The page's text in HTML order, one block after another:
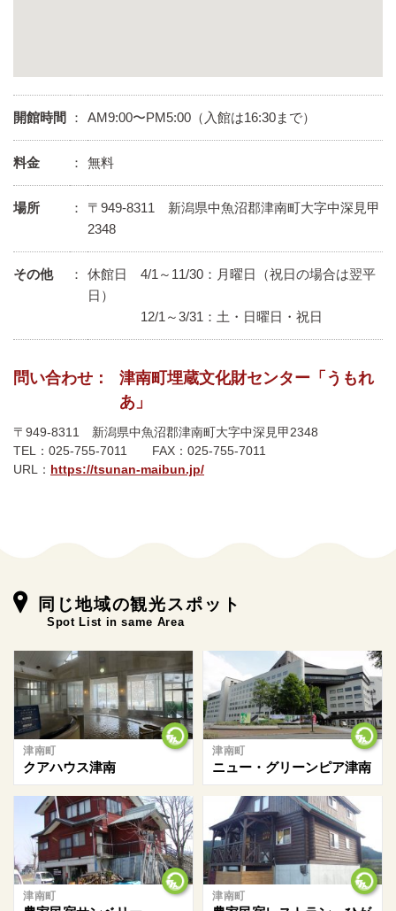
開館時間 ： AM9:00〜PM5:00（入館は16:30まで）
料金 ： 無料
場所 ：
〒949-8311 新潟県中魚沼郡津南町大字中深見甲
2348
その他 ：
休館日 4/1～11/30：月曜日（祝日の場合は翌平
日）
12/1～3/31：土・日曜日・祝日
問い合わせ：
津南町埋蔵文化財センター「うもれ
あ」
〒949-8311 新潟県中魚沼郡津南町大字中深見甲2348
TEL：025-755-7011 FAX：025-755-7011
URL： https://tsunan-maibun.jp/
同じ地域の観光スポット
Spot List in same Area
津南町
クアハウス津南
津南町
ニュー・グリーンピア津南
津南町 津南町